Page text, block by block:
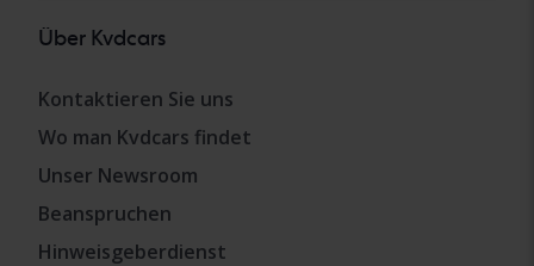
Über Kvdcars
Kontaktieren Sie uns
Wo man Kvdcars findet
Unser Newsroom
Beanspruchen
Hinweisgeberdienst